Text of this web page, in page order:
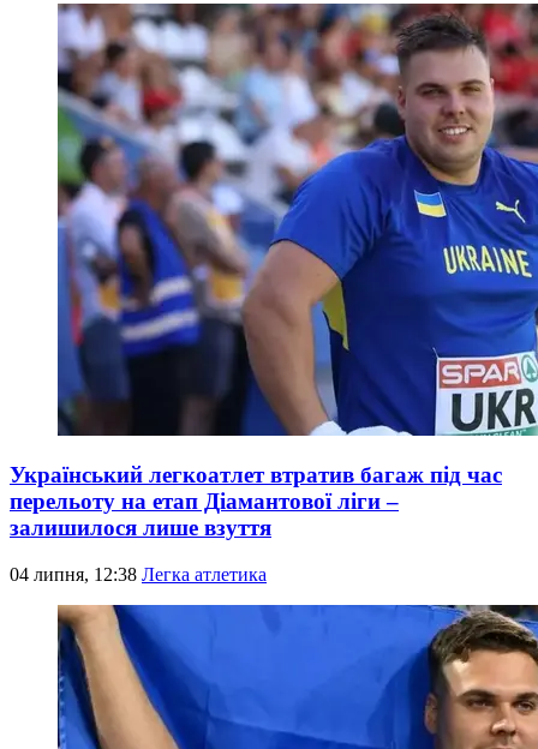
Український легкоатлет втратив багаж під час
перельоту на етап Діамантової ліги –
залишилося лише взуття
04 липня, 12:38 Легка атлетика